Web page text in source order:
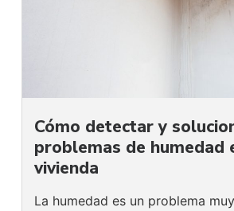
Cómo detectar y
problemas de humedad
vivienda
La humedad es un problema